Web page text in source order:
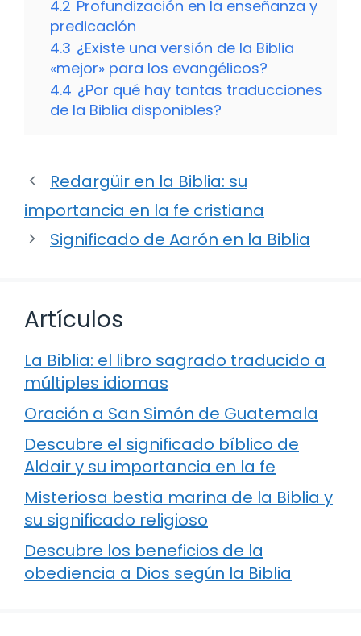
4.2 Profundización en la enseñanza y
predicación
4.3 ¿Existe una versión de la Biblia
«mejor» para los evangélicos?
4.4 ¿Por qué hay tantas traducciones
de la Biblia disponibles?
Redargüir en la Biblia: su
importancia en la fe cristiana
Significado de Aarón en la Biblia
Artículos
La Biblia: el libro sagrado traducido a
múltiples idiomas
Oración a San Simón de Guatemala
Descubre el significado bíblico de
Aldair y su importancia en la fe
Misteriosa bestia marina de la Biblia y
su significado religioso
Descubre los beneficios de la
obediencia a Dios según la Biblia